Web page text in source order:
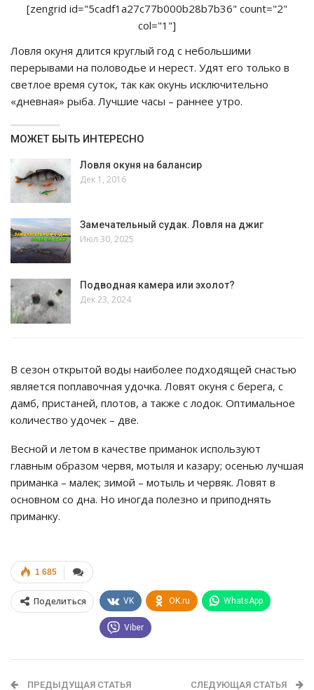
[zengrid id="5cadf1a27c77b000b28b7b36" count="2"
col="1"]
Ловля окуня длится круглый год с небольшими
перерывами на половодье и нерест. Удят его только в
светлое время суток, так как окунь исключительно
«дневная» рыба. Лучшие часы – раннее утро.
МОЖЕТ БЫТЬ ИНТЕРЕСНО
Ловля окуня на балансир
Дек 1, 2016
Замечательный судак. Ловля на джиг
Июл 30, 2025
Подводная камера или эхолот?
Дек 23, 2024
В сезон открытой воды наиболее подходящей снастью
является поплавочная удочка. Ловят окуня с берега, с
дамб, пристаней, плотов, а также с лодок. Оптимальное
количество удочек – две.
Весной и летом в качестве приманок используют
главным образом червя, мотыля и казару; осенью лучшая
приманка – малек; зимой – мотыль и червяк. Ловят в
основном со дна. Но иногда полезно и приподнять
приманку.
1 685
Поделиться VK OK.ru WhatsApp
Viber
ПРЕДЫДУЩАЯ СТАТЬЯ СЛЕДУЮЩАЯ СТАТЬЯ